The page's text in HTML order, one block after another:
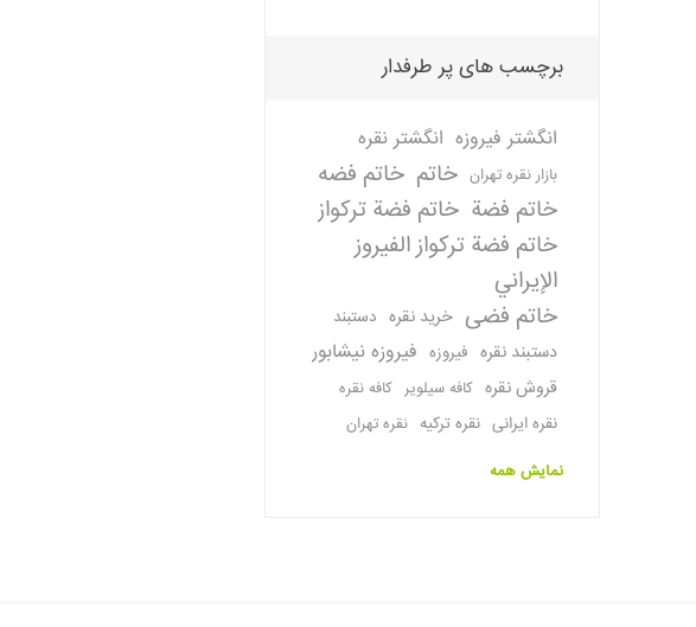
برچسب های پر طرفدار
انگشتر فیروزه انگشتر نقره
بازار نقره تهران خاتم خاتم فضه
خاتم فضة خاتم فضة تركواز
خاتم فضة تركواز الفيروز
الإيراني
خاتم فضی خرید نقره دستبند
دستبند نقره فیروزه فیروزه نیشابور
قروش نقره کافه سیلویر کافه نقره
نقره ایرانی نقره ترکیه نقره تهران
نمایش همه